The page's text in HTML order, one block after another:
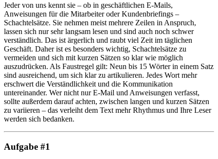
Jeder von uns kennt sie – ob in geschäftlichen E-Mails,
Anweisungen für die Mitarbeiter oder Kundenbriefings –
Schachtelsätze. Sie nehmen meist mehrere Zeilen in Anspruch,
lassen sich nur sehr langsam lesen und sind auch noch schwer
verständlich. Das ist ärgerlich und raubt viel Zeit im täglichen
Geschäft. Daher ist es besonders wichtig, Schachtelsätze zu
vermeiden und sich mit kurzen Sätzen so klar wie möglich
auszudrücken. Als Faustregel gilt: Neun bis 15 Wörter in einem Satz
sind ausreichend, um sich klar zu artikulieren. Jedes Wort mehr
erschwert die Verständlichkeit und die Kommunikation
untereinander. Wer nicht nur E-Mail und Anweisungen verfasst,
sollte außerdem darauf achten, zwischen langen und kurzen Sätzen
zu variieren – das verleiht dem Text mehr Rhythmus und Ihre Leser
werden sich bedanken.
Aufgabe #1